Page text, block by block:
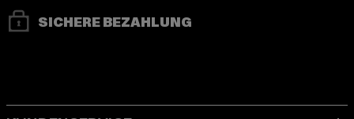
SICHERE BEZAHLUNG